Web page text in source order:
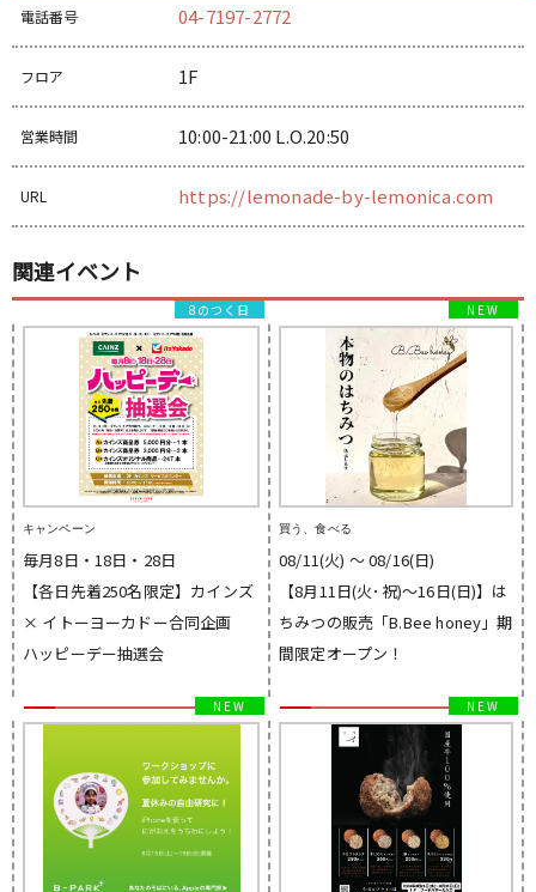
電話番号 04-7197-2772
フロア 1F
営業時間 10:00-21:00 L.O.20:50
URL https://lemonade-by-lemonica.com
関連イベント
キャンペーン
毎月8日・18日・28日
【各日先着250名限定】カインズ
× イトーヨーカドー合同企画
ハッピーデー抽選会
8のつく日
買う、食べる
08/11(火) 〜 08/16(日)
【8月11日(火･祝)～16日(日)】は
ちみつの販売「B.Bee honey」期
間限定オープン！